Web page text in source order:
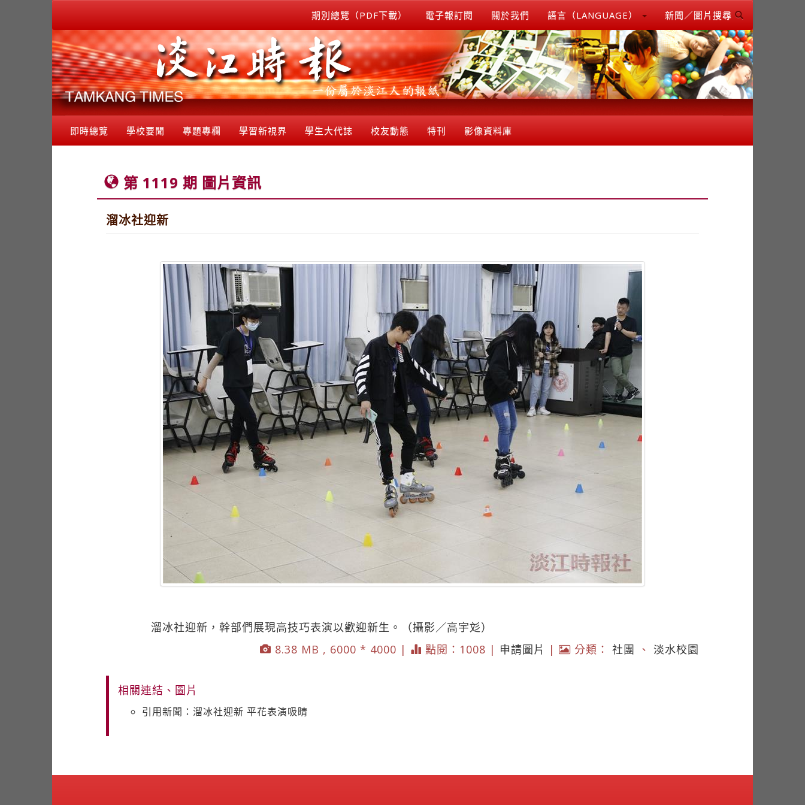
期別總覽（PDF下載） 電子報訂閱 關於我們 語言（LANGUAGE） 新聞／圖片搜尋
即時總覽 學校要聞 專題專欄 學習新視界 學生大代誌 校友動態 特刊 影像資料庫
第 1119 期 圖片資訊
溜冰社迎新
溜冰社迎新，幹部們展現高技巧表演以歡迎新生。（攝影／高宇彣）
8.38 MB , 6000 * 4000 |
點閱：1008 | 申請圖片 | 分類： 社團 、 淡水校園
相關連結、圖片
引用新聞：溜冰社迎新 平花表演吸睛